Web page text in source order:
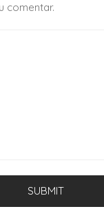
comentar.
SUBMIT